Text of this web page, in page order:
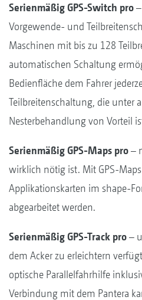
Serienmäßig GPS-Switch pro
Vorgewende- und
Maschinen mit bis zu 128
automatischen Schaltung
Bedienfläche dem Fahrer
Teilbreitenschaltung, die unter
Nesterbehandlung von Vorteil
Serienmäßig GPS-Maps pro–
wirklich nötig ist. Mit GPS-
Applikationskarten im shape-
abgearbeitet werden.
Serienmäßig GPS-Track pro–
dem Acker zu erleichtern
optische Parallelfahrhilfe
Verbindung mit dem Pantera